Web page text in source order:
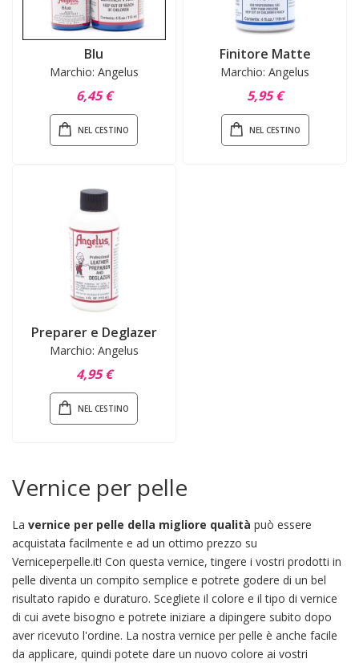
Blu
Marchio: Angelus
6,45 €
NEL CESTINO
Finitore Matte
Marchio: Angelus
5,95 €
NEL CESTINO
Preparer e Deglazer
Marchio: Angelus
4,95 €
NEL CESTINO
Vernice per pelle
La vernice per pelle della migliore qualità può essere
acquistata facilmente e ad un ottimo prezzo su
Verniceperpelle.it! Con questa vernice, tingere i vostri prodotti in
pelle diventa un compito semplice e potrete godere di un bel
risultato rapido e duraturo. Scegliete il colore e il tipo di vernice
di cui avete bisogno e potrete iniziare a dipingere subito dopo
aver ricevuto l'ordine. La nostra vernice per pelle è anche facile
da applicare, quindi potete dare un nuovo colore ai vostri